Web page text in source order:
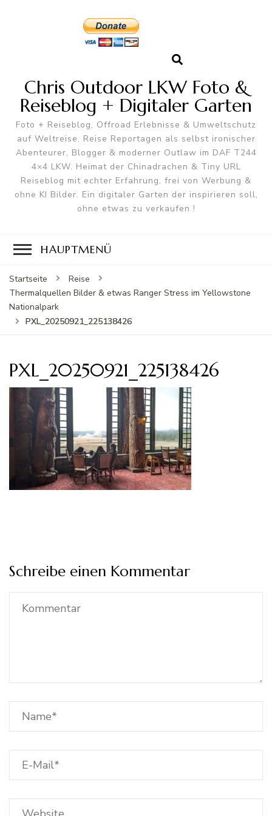
Chris Outdoor LKW Foto &
Reiseblog + Digitaler Garten
Foto + Reiseblog, Offroad Erlebnisse & Umweltschutz
auf Weltreise. Reise Reportagen als selbst ironischer
Abenteurer, Blogger & moderner Outlaw im DAF T244
4×4 LKW. Heimat der Chinadrachen & Tiny URL
Reiseblog mit echter Erfahrung, frei von Werbung &
ohne KI Bilder. Ein digitaler Garten der inspirieren soll,
ohne etwas zu verkaufen !
HAUPTMENÜ
Startseite
Reise
Thermalquellen Bilder & etwas Ranger Stress im Yellowstone
Nationalpark
PXL_20250921_225138426
PXL_20250921_225138426
Schreibe einen Kommentar